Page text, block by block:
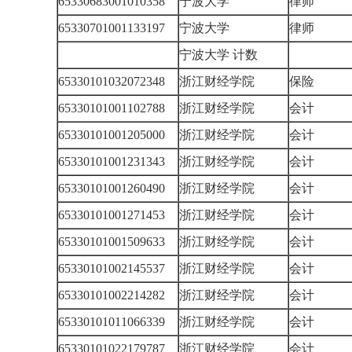
65330701001133197
宁波大学
律师
宁波大学 计数
65330101032072348
浙江财经学院
保险
65330101001102788
浙江财经学院
会计
65330101001205000
浙江财经学院
会计
65330101001231343
浙江财经学院
会计
65330101001260490
浙江财经学院
会计
65330101001271453
浙江财经学院
会计
65330101001509633
浙江财经学院
会计
65330101002145537
浙江财经学院
会计
65330101002214282
浙江财经学院
会计
65330101011066339
浙江财经学院
会计
65330101022179787
浙江财经学院 会计